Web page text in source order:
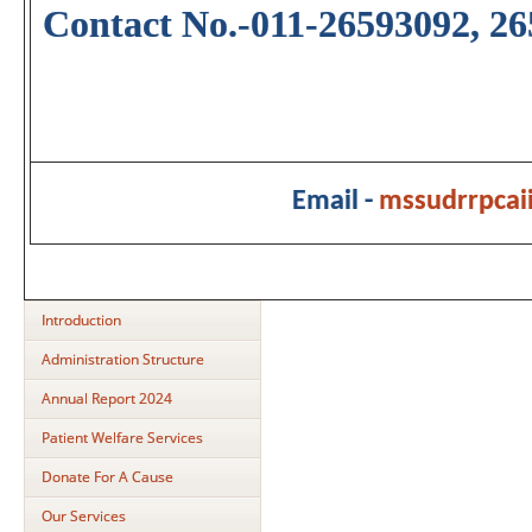
Contact No.-011-26593092,
Email -
Introduction
Administration Structure
Annual Report 2024
Patient Welfare Services
Donate For A Cause
Our Services